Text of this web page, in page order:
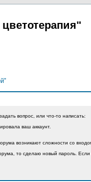
вопрос, или что-то написать:
ваш аккаунт.
возникают сложности со
то сделаю новый пароль.